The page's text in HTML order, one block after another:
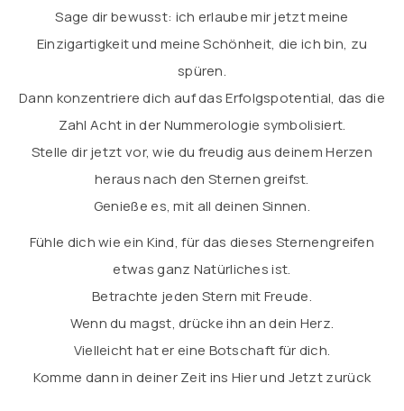
Sage dir bewusst: ich erlaube mir jetzt meine
Einzigartigkeit und meine Schönheit, die ich bin, zu
spüren.
Dann konzentriere dich auf das Erfolgspotential, das die
Zahl Acht in der Nummerologie symbolisiert.
Stelle dir jetzt vor, wie du freudig aus deinem Herzen
heraus nach den Sternen greifst.
Genieße es, mit all deinen Sinnen.
Fühle dich wie ein Kind, für das dieses Sternengreifen
etwas ganz Natürliches ist.
Betrachte jeden Stern mit Freude.
Wenn du magst, drücke ihn an dein Herz.
Vielleicht hat er eine Botschaft für dich.
Komme dann in deiner Zeit ins Hier und Jetzt zurück